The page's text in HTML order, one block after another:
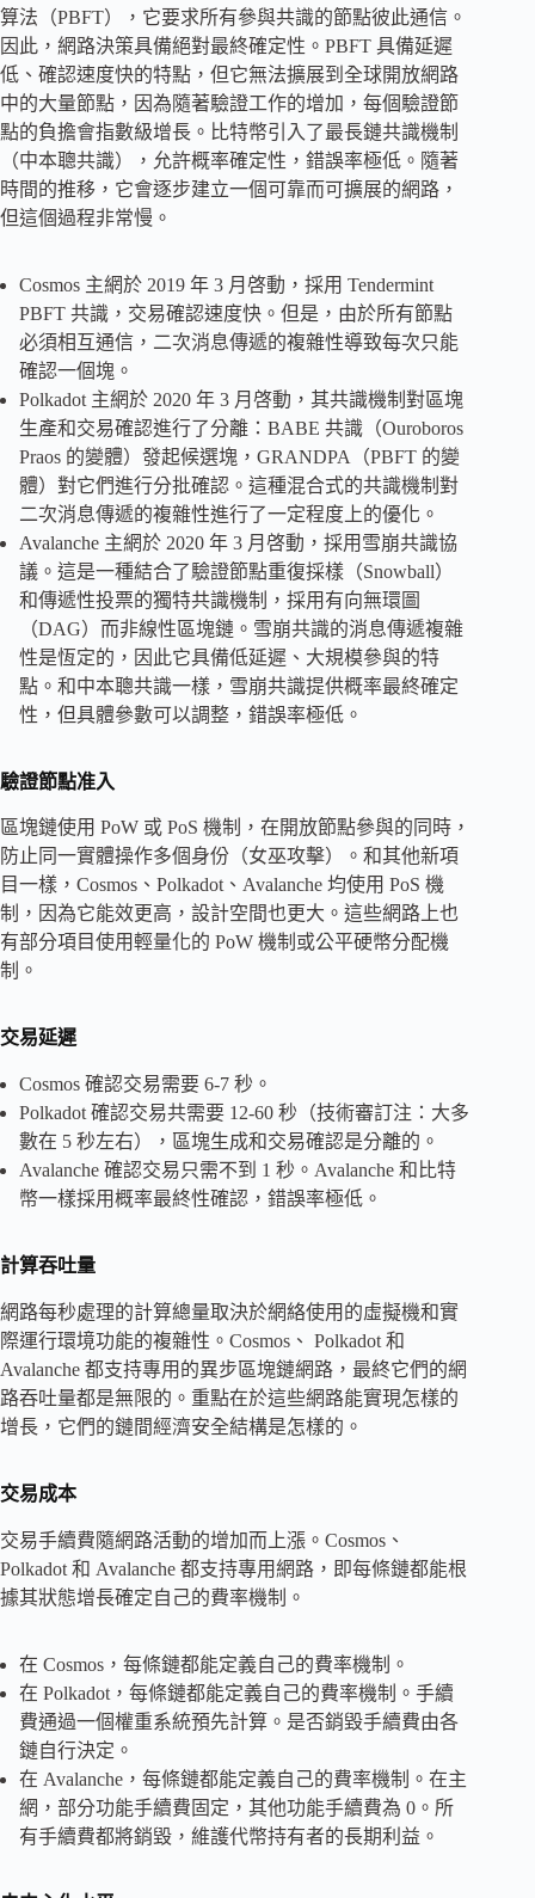
算法（PBFT），它要求所有參與共識的節點彼此通信。
因此，網路決策具備絕對最終確定性。PBFT 具備延遲
低、確認速度快的特點，但它無法擴展到全球開放網路
中的大量節點，因為隨著驗證工作的增加，每個驗證節
點的負擔會指數級增長。比特幣引入了最長鏈共識機制
（中本聰共識），允許概率確定性，錯誤率極低。隨著
時間的推移，它會逐步建立一個可靠而可擴展的網路，
但這個過程非常慢。
Cosmos 主網於 2019 年 3 月啓動，採用 Tendermint
PBFT 共識，交易確認速度快。但是，由於所有節點
必須相互通信，二次消息傳遞的複雜性導致每次只能
確認一個塊。
Polkadot 主網於 2020 年 3 月啓動，其共識機制對區塊
生產和交易確認進行了分離：BABE 共識（Ouroboros
Praos 的變體）發起候選塊，GRANDPA（PBFT 的變
體）對它們進行分批確認。這種混合式的共識機制對
二次消息傳遞的複雜性進行了一定程度上的優化。
Avalanche 主網於 2020 年 3 月啓動，採用雪崩共識協
議。這是一種結合了驗證節點重復採樣（Snowball）
和傳遞性投票的獨特共識機制，採用有向無環圖
（DAG）而非線性區塊鏈。雪崩共識的消息傳遞複雜
性是恆定的，因此它具備低延遲、大規模參與的特
點。和中本聰共識一樣，雪崩共識提供概率最終確定
性，但具體參數可以調整，錯誤率極低。
驗證節點准入
區塊鏈使用 PoW 或 PoS 機制，在開放節點參與的同時，
防止同一實體操作多個身份（女巫攻擊）。和其他新項
目一樣，Cosmos、Polkadot、Avalanche 均使用 PoS 機
制，因為它能效更高，設計空間也更大。這些網路上也
有部分項目使用輕量化的 PoW 機制或公平硬幣分配機
制。
交易延遲
Cosmos 確認交易需要 6-7 秒。
Polkadot 確認交易共需要 12-60 秒（技術審訂注：大多
數在 5 秒左右），區塊生成和交易確認是分離的。
Avalanche 確認交易只需不到 1 秒。Avalanche 和比特
幣一樣採用概率最終性確認，錯誤率極低 。
計算吞吐量
網路每秒處理的計算總量取決於網絡使用的虛擬機和實
際運行環境功能的複雜性。Cosmos、 Polkadot 和
Avalanche 都支持專用的異步區塊鏈網路，最終它們的網
路吞吐量都是無限的。重點在於這些網路能實現怎樣的
增長，它們的鏈間經濟安全結構是怎樣的。
交易成本
交易手續費隨網路活動的增加而上漲。Cosmos、
Polkadot 和 Avalanche 都支持專用網路，即每條鏈都能根
據其狀態增長確定自己的費率機制。
在 Cosmos，每條鏈都能定義自己的費率機制。
在 Polkadot，每條鏈都能定義自己的費率機制。手續
費通過一個權重系統預先計算。是否銷毀手續費由各
鏈自行決定。
在 Avalanche，每條鏈都能定義自己的費率機制。在主
網，部分功能手續費固定，其他功能手續費為 0。所
有手續費都將銷毀，維護代幣持有者的長期利益。